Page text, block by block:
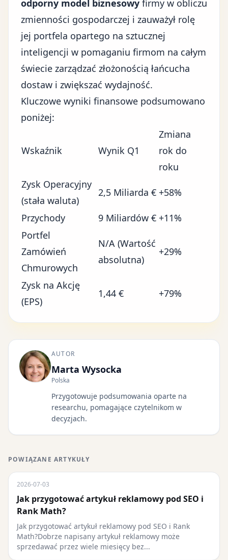
odporny model biznesowy firmy w obliczu
zmienności gospodarczej i zauważył rolę
jej portfela opartego na sztucznej
inteligencji w pomaganiu firmom na całym
świecie zarządzać złożonością łańcucha
dostaw i zwiększać wydajność.
Kluczowe wyniki finansowe podsumowano
poniżej:
Wskaźnik Wynik Q1
Zmiana
rok do
roku
Zysk Operacyjny
(stała waluta)
2,5 Miliarda € +58%
Przychody 9 Miliardów € +11%
Portfel
Zamówień
Chmurowych
N/A (Wartość
absolutna)
+29%
Zysk na Akcję
(EPS)
1,44 € +79%
AUTOR
Marta Wysocka
Polska
Przygotowuje podsumowania oparte na
researchu, pomagające czytelnikom w
decyzjach.
POWIĄZANE ARTYKUŁY
2026-07-03
Jak przygotować artykuł reklamowy pod SEO i
Rank Math?
Jak przygotować artykuł reklamowy pod SEO i Rank
Math?Dobrze napisany artykuł reklamowy może
sprzedawać przez wiele miesięcy bez...